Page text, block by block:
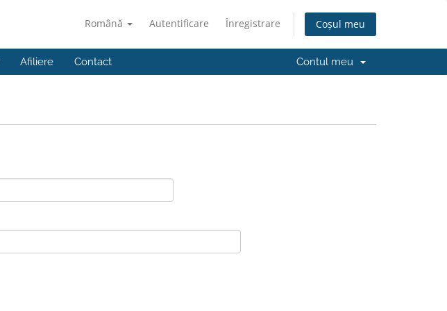
Română Autentificare Înregistrare Coșul meu
Afiliere Contact Contul meu